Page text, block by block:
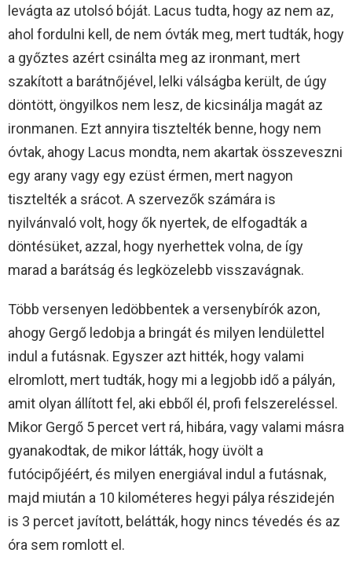
levágta az utolsó bóját. Lacus tudta, hogy az nem az,
ahol fordulni kell, de nem óvták meg, mert tudták, hogy
a győztes azért csinálta meg az ironmant, mert
szakított a barátnőjével, lelki válságba került, de úgy
döntött, öngyilkos nem lesz, de kicsinálja magát az
ironmanen. Ezt annyira tisztelték benne, hogy nem
óvtak, ahogy Lacus mondta, nem akartak összeveszni
egy arany vagy egy ezüst érmen, mert nagyon
tisztelték a srácot. A szervezők számára is
nyilvánvaló volt, hogy ők nyertek, de elfogadták a
döntésüket, azzal, hogy nyerhettek volna, de így
marad a barátság és legközelebb visszavágnak.
Több versenyen ledöbbentek a versenybírók azon,
ahogy Gergő ledobja a bringát és milyen lendülettel
indul a futásnak. Egyszer azt hitték, hogy valami
elromlott, mert tudták, hogy mi a legjobb idő a pályán,
amit olyan állított fel, aki ebből él, profi felszereléssel.
Mikor Gergő 5 percet vert rá, hibára, vagy valami másra
gyanakodtak, de mikor látták, hogy üvölt a
futócipőjéért, és milyen energiával indul a futásnak,
majd miután a 10 kilométeres hegyi pálya részidején
is 3 percet javított, belátták, hogy nincs tévedés és az
óra sem romlott el.